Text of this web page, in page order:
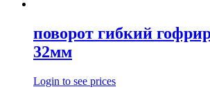
поворот гибкий
32мм
Login to see prices